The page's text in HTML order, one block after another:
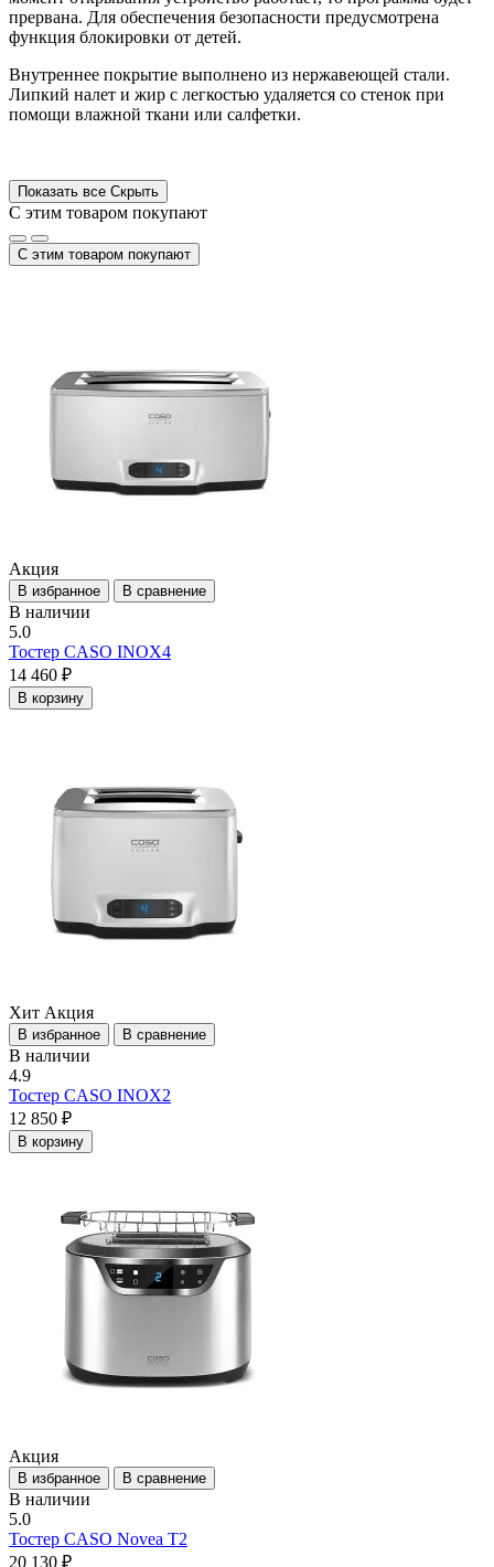
прервана. Для обеспечения безопасности предусмотрена
функция блокировки от детей.
Внутреннее покрытие выполнено из нержавеющей стали.
Липкий налет и жир с легкостью удаляется со стенок при
помощи влажной ткани или салфетки.
Показать все Скрыть
С этим товаром покупают
С этим товаром покупают
Акция
В избранное В сравнение
В наличии
5.0
Тостер CASO INOX4
14 460 ₽
В корзину
Хит Акция
В избранное В сравнение
В наличии
4.9
Тостер CASO INOX2
12 850 ₽
В корзину
Акция
В избранное В сравнение
В наличии
5.0
Тостер CASO Novea T2
20 130 ₽